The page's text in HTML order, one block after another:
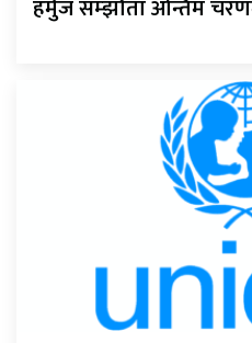
हर्मुज सम्झौता अन्तिम